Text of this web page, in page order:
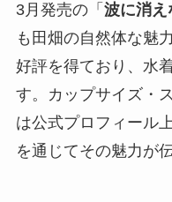
3月発売の「 波に消え
も田畑の自然体な魅
好評を得ており、水
す。カップサイズ・
は公式プロフィール
を通じてその魅力が